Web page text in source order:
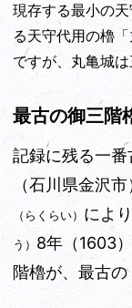
現存する最小の
る天守代用の櫓
ですが、丸亀城
最古の御三階
記録に残る一番
（石川県金沢市
（らくらい） によ
う） 8年（1603
階櫓が、最古の